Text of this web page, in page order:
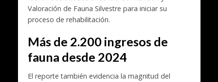
Valoración de Fauna Silvestre para iniciar su
proceso de rehabilitación.
Más de 2.200 ingresos de
fauna desde 2024
El reporte también evidencia la magnitud del